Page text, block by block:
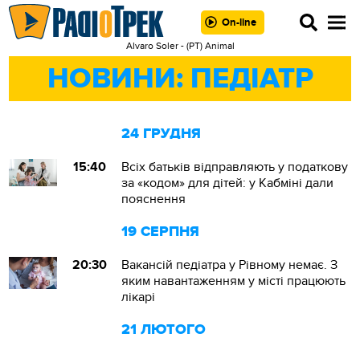
On-line
Alvaro Soler - (РТ) Animal
НОВИНИ: ПЕДІАТР
24 ГРУДНЯ
15:40
Всіх батьків відправляють у податкову
за «кодом» для дітей: у Кабміні дали
пояснення
19 СЕРПНЯ
20:30
Вакансій педіатра у Рівному немає. З
яким навантаженням у місті працюють
лікарі
21 ЛЮТОГО